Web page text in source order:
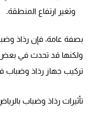
وتغير ارتفاع المنطقة.
بصفة عامة، فإن رذاذ
ولكنها قد تحدث في بعض
تركيب جهاز رذاذ وضباب
تأثيرات رذاذ وضباب